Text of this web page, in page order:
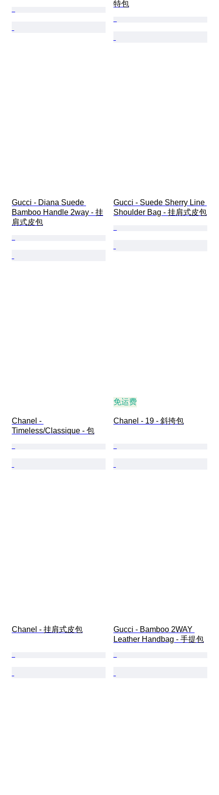
特包
Gucci - Diana Suede
Bamboo Handle 2way - 挂
肩式皮包
Gucci - Suede Sherry Line
Shoulder Bag - 挂肩式皮包
Chanel -
Timeless/Classique - 包
免运费
Chanel - 19 - 斜挎包
Chanel - 挂肩式皮包
Gucci - Bamboo 2WAY
Leather Handbag - 手提包